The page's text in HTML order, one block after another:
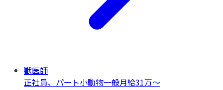
獣医師
正社員、パート小動物一般月給31万〜